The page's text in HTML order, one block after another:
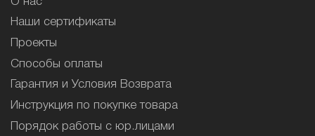
Наши сертификаты
Проекты
Способы оплаты
Гарантия и Условия Возврата
Инструкция по покупке товара
Порядок работы с юр.лицами